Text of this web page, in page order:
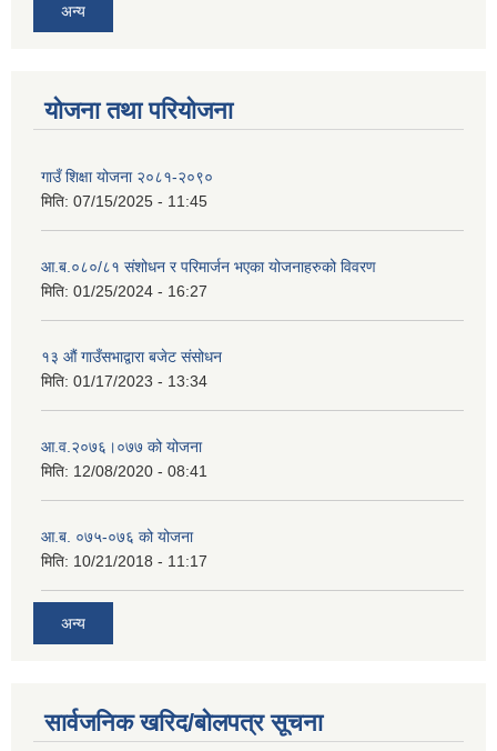
अन्य
योजना तथा परियोजना
गाउँ शिक्षा योजना २०८१-२०९०
मिति: 07/15/2025 - 11:45
आ.ब.०८०/८१ संशोधन र परिमार्जन भएका योजनाहरुको विवरण
मिति: 01/25/2024 - 16:27
१३ औं गाउँसभाद्वारा बजेट संसोधन
मिति: 01/17/2023 - 13:34
आ‍.व.२०७६।०७७ को योजना
मिति: 12/08/2020 - 08:41
आ.ब. ०७५-०७६ को योजना
मिति: 10/21/2018 - 11:17
अन्य
सार्वजनिक खरिद/बोलपत्र सूचना